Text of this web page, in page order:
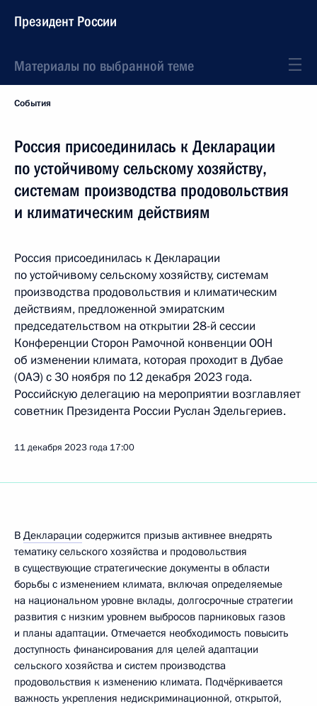
Президент России
Материалы по выбранной теме
События
Россия присоединилась к Декларации
по устойчивому сельскому хозяйству,
системам производства продовольствия
и климатическим действиям
Россия присоединилась к Декларации
по устойчивому сельскому хозяйству, системам
производства продовольствия и климатическим
действиям, предложенной эмиратским
председательством на открытии 28-й сессии
Конференции Сторон Рамочной конвенции ООН
об изменении климата, которая проходит в Дубае
(ОАЭ) с 30 ноября по 12 декабря 2023 года.
Российскую делегацию на мероприятии возглавляет
советник Президента России Руслан Эдельгериев.
11 декабря 2023 года 17:00
В Декларации содержится призыв активнее внедрять
тематику сельского хозяйства и продовольствия
в существующие стратегические документы в области
борьбы с изменением климата, включая определяемые
на национальном уровне вклады, долгосрочные стратегии
развития с низким уровнем выбросов парниковых газов
и планы адаптации. Отмечается необходимость повысить
доступность финансирования для целей адаптации
сельского хозяйства и систем производства
продовольствия к изменению климата. Подчёркивается
важность укрепления недискриминационной, открытой,